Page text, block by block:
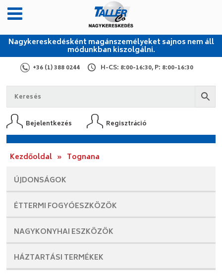
Nagykereskedésként magánszemélyeket sajnos nem áll
módunkban kiszolgálni.
+36 (1) 388 0244 H-CS: 8:00-16:30, P: 8:00-16:30
Bejelentkezés Regisztráció
Kezdőoldal » Tognana
ÚJDONSÁGOK
ÉTTERMI FOGYÓESZKÖZÖK
NAGYKONYHAI ESZKÖZÖK
HÁZTARTÁSI TERMÉKEK